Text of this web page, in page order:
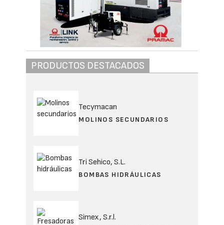
PRODUCTOS DESTACADOS
Tecymacan
MOLINOS SECUNDARIOS
Tri Sehico, S.L.
BOMBAS HIDRÁULICAS
Simex, S.r.l.